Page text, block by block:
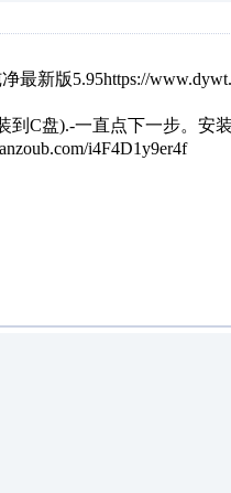
最新版5.95https://
到C盘).-一直点下一步。安
i4F4D1y9er4f